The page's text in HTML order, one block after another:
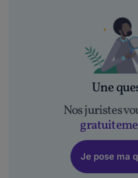
Une
Nos juristes
Je pose ma